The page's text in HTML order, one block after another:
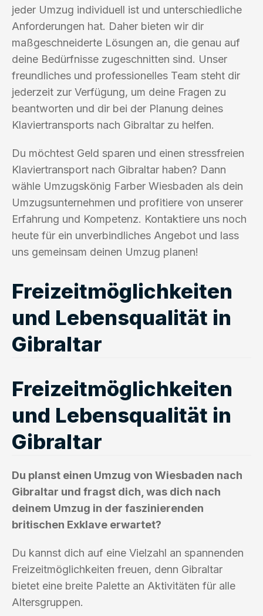
jeder Umzug individuell ist und unterschiedliche
Anforderungen hat. Daher bieten wir dir
maßgeschneiderte Lösungen an, die genau auf
deine Bedürfnisse zugeschnitten sind. Unser
freundliches und professionelles Team steht dir
jederzeit zur Verfügung, um deine Fragen zu
beantworten und dir bei der Planung deines
Klaviertransports nach Gibraltar zu helfen.
Du möchtest Geld sparen und einen stressfreien
Klaviertransport nach Gibraltar haben? Dann
wähle Umzugskönig Farber Wiesbaden als dein
Umzugsunternehmen und profitiere von unserer
Erfahrung und Kompetenz. Kontaktiere uns noch
heute für ein unverbindliches Angebot und lass
uns gemeinsam deinen Umzug planen!
Freizeitmöglichkeiten
und Lebensqualität in
Gibraltar
Freizeitmöglichkeiten
und Lebensqualität in
Gibraltar
Du planst einen Umzug von Wiesbaden nach
Gibraltar und fragst dich, was dich nach
deinem Umzug in der faszinierenden
britischen Exklave erwartet?
Du kannst dich auf eine Vielzahl an spannenden
Freizeitmöglichkeiten freuen, denn Gibraltar
bietet eine breite Palette an Aktivitäten für alle
Altersgruppen.